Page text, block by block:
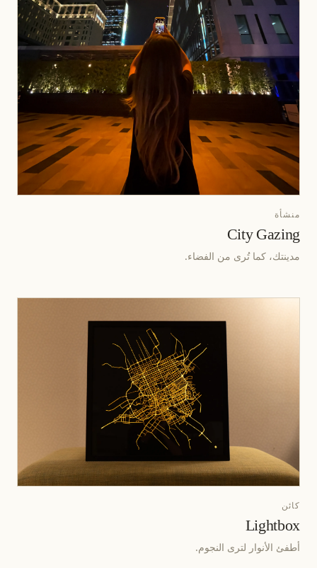
منشأة
City Gazing
مدينتك، كما تُرى من الفضاء.
كائن
Lightbox
أطفئ الأنوار لترى النجوم.